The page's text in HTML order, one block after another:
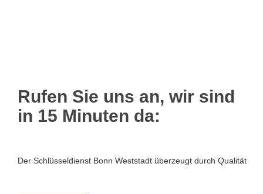
Rufen Sie uns an, wir sind
in 15 Minuten da:
Der Schlüsseldienst Bonn Weststadt überzeugt durch Qualität